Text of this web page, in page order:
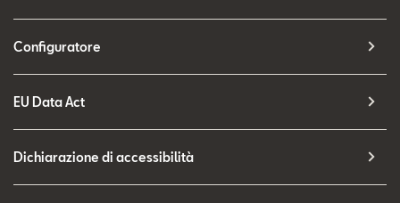
Configuratore
EU Data Act
Dichiarazione di accessibilità